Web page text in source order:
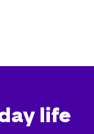
life